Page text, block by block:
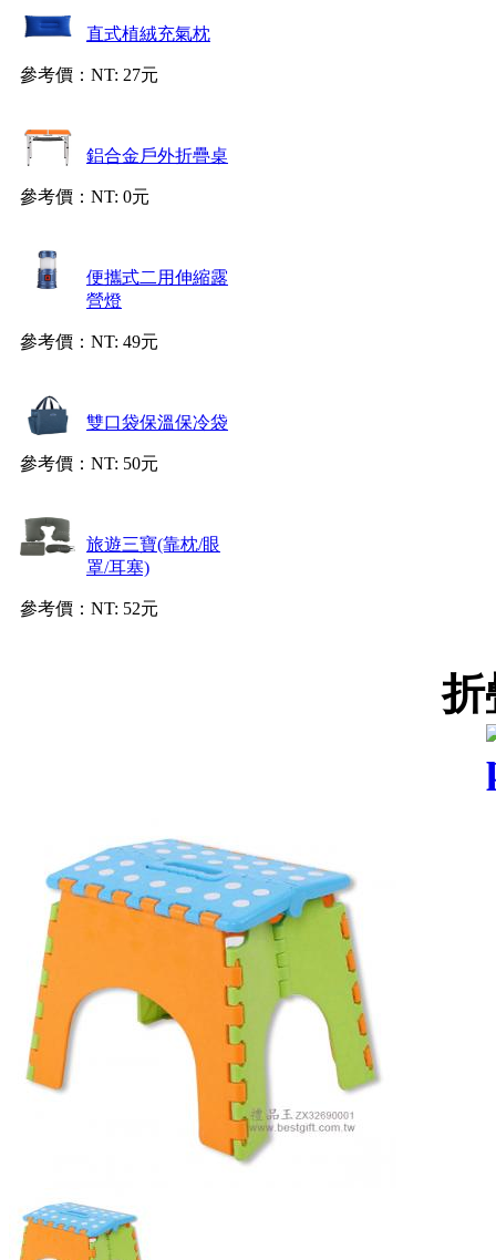
直式植絨充氣枕
參考價： NT: 27元
鋁合金戶外折疊桌
參考價： NT: 0元
便攜式二用伸縮露
營燈
參考價： NT: 49元
雙口袋保溫保冷袋
參考價： NT: 50元
旅遊三寶(靠枕/眼
罩/耳塞)
參考價： NT: 52元
折